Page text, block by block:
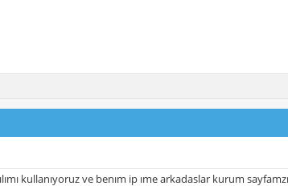
kullanıyoruz ve benım ip ıme arkadaslar kurum